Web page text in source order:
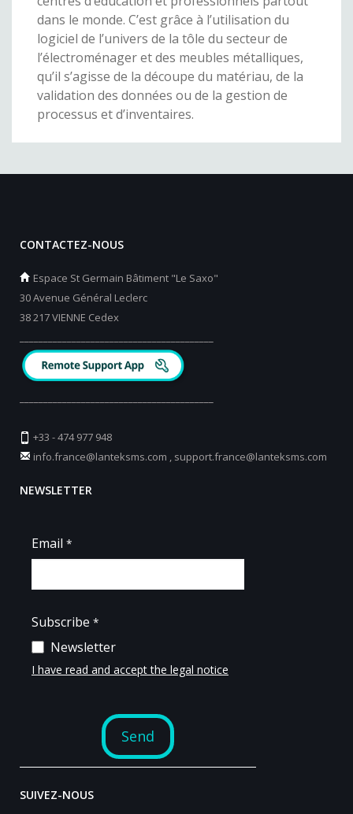
dans le monde. C’est grâce à l’utilisation du
logiciel de l’univers de la tôle du secteur de
l’électroménager et des meubles métalliques,
qu’il s’agisse de la découpe du matériau, de la
validation des données ou de la gestion de
processus et d’inventaires.
CONTACTEZ-NOUS
Espace St Germain Bâtiment "Le Saxo"
30 Avenue Général Leclerc
38 217 VIENNE Cedex
+33 - 474 977 948
info.france@lanteksms.com
support.france@lanteksms.com
NEWSLETTER
SUIVEZ-NOUS